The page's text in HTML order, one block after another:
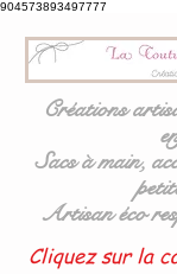
904573893497777
Créations
Sacs à main,
Artisan éco
Cliquez sur la